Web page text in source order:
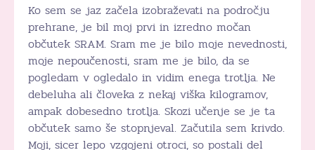
Ko sem se jaz začela izobraževati na področju
prehrane, je bil moj prvi in izredno močan
občutek SRAM. Sram me je bilo moje nevednosti,
moje nepoučenosti, sram me je bilo, da se
pogledam v ogledalo in vidim enega trotlja. Ne
debeluha ali človeka z nekaj viška kilogramov,
ampak dobesedno trotlja. Skozi učenje se je ta
občutek samo še stopnjeval. Začutila sem krivdo.
Moji, sicer lepo vzgojeni otroci, so postali del